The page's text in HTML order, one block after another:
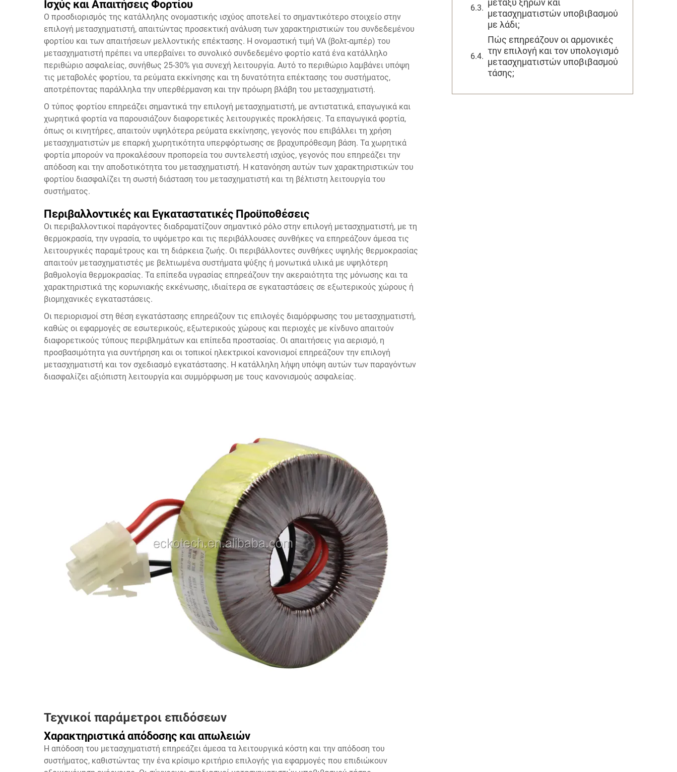
Ισχύς και Απαιτήσεις Φορτίου
Ο προσδιορισμός της κατάλληλης ονομαστικής ισχύος αποτελεί το σημαντικότερο στοιχείο στην
επιλογή μετασχηματιστή, απαιτώντας προσεκτική ανάλυση των χαρακτηριστικών του συνδεδεμένου
φορτίου και των απαιτήσεων μελλοντικής επέκτασης. Η ονομαστική τιμή VA (βολτ-αμπέρ) του
μετασχηματιστή πρέπει να υπερβαίνει το συνολικό συνδεδεμένο φορτίο κατά ένα κατάλληλο
περιθώριο ασφαλείας, συνήθως 25-30% για συνεχή λειτουργία. Αυτό το περιθώριο λαμβάνει υπόψη
τις μεταβολές φορτίου, τα ρεύματα εκκίνησης και τη δυνατότητα επέκτασης του συστήματος,
αποτρέποντας παράλληλα την υπερθέρμανση και την πρόωρη βλάβη του μετασχηματιστή.
Ο τύπος φορτίου επηρεάζει σημαντικά την επιλογή μετασχηματιστή, με αντιστατικά, επαγωγικά και
χωρητικά φορτία να παρουσιάζουν διαφορετικές λειτουργικές προκλήσεις. Τα επαγωγικά φορτία,
όπως οι κινητήρες, απαιτούν υψηλότερα ρεύματα εκκίνησης, γεγονός που επιβάλλει τη χρήση
μετασχηματιστών με επαρκή χωρητικότητα υπερφόρτωσης σε βραχυπρόθεσμη βάση. Τα χωρητικά
φορτία μπορούν να προκαλέσουν προπορεία του συντελεστή ισχύος, γεγονός που επηρεάζει την
απόδοση και την αποδοτικότητα του μετασχηματιστή. Η κατανόηση αυτών των χαρακτηριστικών του
φορτίου διασφαλίζει τη σωστή διάσταση του μετασχηματιστή και τη βέλτιστη λειτουργία του
συστήματος.
Περιβαλλοντικές και Εγκαταστατικές Προϋποθέσεις
Οι περιβαλλοντικοί παράγοντες διαδραματίζουν σημαντικό ρόλο στην επιλογή μετασχηματιστή, με τη
θερμοκρασία, την υγρασία, το υψόμετρο και τις περιβάλλουσες συνθήκες να επηρεάζουν άμεσα τις
λειτουργικές παραμέτρους και τη διάρκεια ζωής. Οι περιβάλλοντες συνθήκες υψηλής θερμοκρασίας
απαιτούν μετασχηματιστές με βελτιωμένα συστήματα ψύξης ή μονωτικά υλικά με υψηλότερη
βαθμολογία θερμοκρασίας. Τα επίπεδα υγρασίας επηρεάζουν την ακεραιότητα της μόνωσης και τα
χαρακτηριστικά της κορωνιακής εκκένωσης, ιδιαίτερα σε εγκαταστάσεις σε εξωτερικούς χώρους ή
βιομηχανικές εγκαταστάσεις.
Οι περιορισμοί στη θέση εγκατάστασης επηρεάζουν τις επιλογές διαμόρφωσης του μετασχηματιστή,
καθώς οι εφαρμογές σε εσωτερικούς, εξωτερικούς χώρους και περιοχές με κίνδυνο απαιτούν
διαφορετικούς τύπους περιβλημάτων και επίπεδα προστασίας. Οι απαιτήσεις για αερισμό, η
προσβασιμότητα για συντήρηση και οι τοπικοί ηλεκτρικοί κανονισμοί επηρεάζουν την επιλογή
μετασχηματιστή και τον σχεδιασμό εγκατάστασης. Η κατάλληλη λήψη υπόψη αυτών των παραγόντων
διασφαλίζει αξιόπιστη λειτουργία και συμμόρφωση με τους κανονισμούς ασφαλείας.
Τεχνικοί παράμετροι επιδόσεων
Χαρακτηριστικά απόδοσης και απωλειών
Η απόδοση του μετασχηματιστή επηρεάζει άμεσα τα λειτουργικά κόστη και την απόδοση του
συστήματος, καθιστώντας την ένα κρίσιμο κριτήριο επιλογής για εφαρμογές που επιδιώκουν
μετασχηματιστών υποβιβασμού
με λάδι;
Πώς επηρεάζουν οι αρμονικές
την επιλογή και τον υπολογισμό
μετασχηματιστών υποβιβασμού
τάσης;